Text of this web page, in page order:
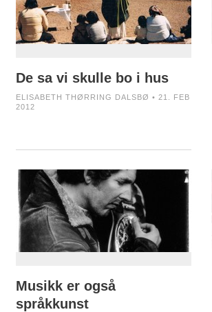
De sa vi skulle bo i hus
ELISABETH THØRRING DALSBØ • 21. FEB
2012
Musikk er også
språkkunst